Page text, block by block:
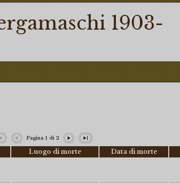
1903-
Pagina 1 di 2
Luogo di morte Data di morte